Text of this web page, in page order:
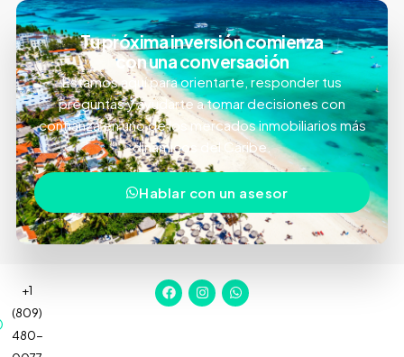
Tu próxima inversión comienza
con una conversación
Estamos aquí para orientarte, responder tus
preguntas y ayudarte a tomar decisiones con
confianza en uno de los mercados inmobiliarios más
dinámicos del Caribe.
Hablar con un asesor
+1
(809)
480-